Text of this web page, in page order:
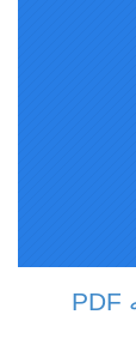
برنامه رایگان ما را برای تبدیل PPT به PDF